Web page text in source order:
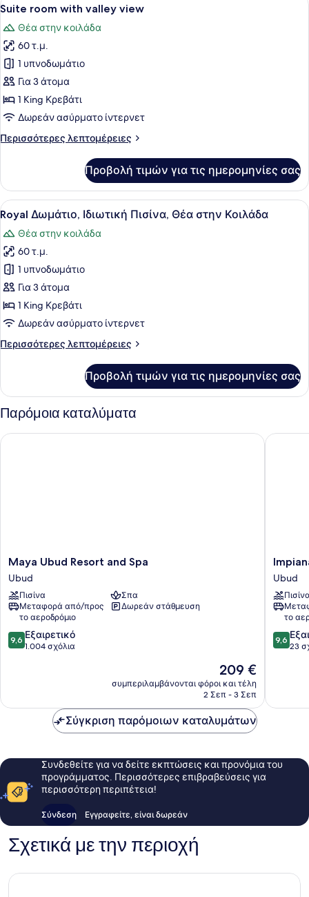
όλων
των
φωτογραφιών
για
Suite
room
with
valley
view
8
Suite room with valley view
Θέα στην κοιλάδα
60 τ.μ.
1 υπνοδωμάτιο
Για 3 άτομα
1 King Κρεβάτι
Δωρεάν ασύρματο ίντερνετ
Περισσότερες λεπτομέρειες
Περισσότερες
room
with
valley
view
Προβολή τιμών για τις ημερομηνίες σας
Προβολή
όλων
των
φωτογραφιών
για
Royal
Δωμάτιο,
Ιδιωτική
Πισίνα,
Θέα
Ένα δωμάτιο με ένα ξύλινο
14
Royal Δωμάτιο, Ιδιωτική Πισίνα, Θέα στην Κοιλάδα
Θέα στην κοιλάδα
60 τ.μ.
1 υπνοδωμάτιο
Για 3 άτομα
1 King Κρεβάτι
Δωρεάν ασύρματο ίντερνετ
Περισσότερες λεπτομέρειες
Περισσότερες
Δωμάτιο,
Ιδιωτική
Πισίνα,
στην
Προβολή τιμών για τις ημερομηνίες σας
Παρόμοια καταλύματα
Maya
Ubud
Resort
and
Spa
Ubud
Maya Ubud Resort and Spa
Ubud
Πισίνα
Σπα
Μεταφορά από/προς
το αεροδρόμιο
Δωρεάν στάθμευση
9.6
στα
9,6 Εξαιρετικό
1.004 σχόλια
Η
τιμή
είναι
209 €
συμπεριλαμβάνονται φόροι και τέλη
2 Σεπ - 3 Σεπ
Maya Ubud Resort and Spa
Impiana
Private
Villas
Ubud
Ubud
Ubud
το
9.6
στα
9,6
23
Impiana
Σύγκριση παρόμοιων καταλυμάτων
Συνδεθείτε για να δείτε εκπτώσεις και προνόμια του
προγράμματος. Περισσότερες επιβραβεύσεις για
περισσότερη περιπέτεια!
Σύνδεση Εγγραφείτε, είναι δωρεάν
Σχετικά με την περιοχή